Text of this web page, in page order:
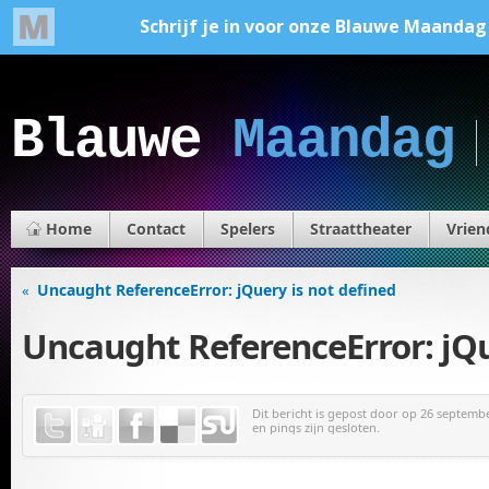
BlauweMaandag
Home Contact Spelers Straattheater
« Uncaught ReferenceError: jQuery is not defined
Uncaught ReferenceError:
Dit bericht is gepost door op 26
en pings zijn gesloten.